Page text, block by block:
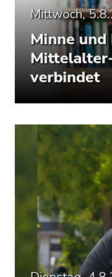
Mittwoch,
Minne und
verbindet